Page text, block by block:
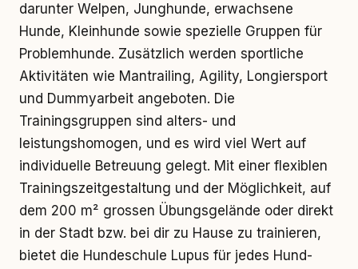
darunter Welpen, Junghunde, erwachsene
Hunde, Kleinhunde sowie spezielle Gruppen für
Problemhunde. Zusätzlich werden sportliche
Aktivitäten wie Mantrailing, Agility, Longiersport
und Dummyarbeit angeboten. Die
Trainingsgruppen sind alters- und
leistungshomogen, und es wird viel Wert auf
individuelle Betreuung gelegt. Mit einer flexiblen
Trainingszeitgestaltung und der Möglichkeit, auf
dem 200 m² grossen Übungsgelände oder direkt
in der Stadt bzw. bei dir zu Hause zu trainieren,
bietet die Hundeschule Lupus für jedes Hund-